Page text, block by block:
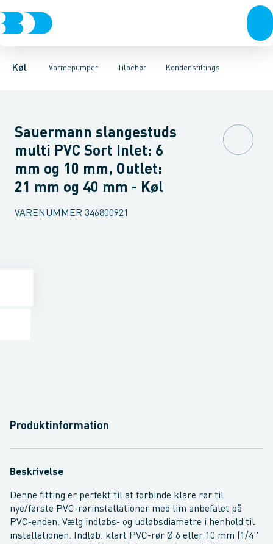
Køl Varmepumper
KompressorerKondenseringsaggregaterFordampere
Tilbehør
Luft til luftLuft til vand Jordvarme TilbehørReservedele
Kondensfittings
Rørkanal systemerMontageblokke FødderVibrationsdæmpere
Sauermann slangestuds
multi PVC Sort Inlet: 6
mm og 10 mm, Outlet:
21 mm og 40 mm - Køl
VARENUMMER 346800921
Produktinformation
Beskrivelse
Denne fitting er perfekt til at forbinde klare rør til
nye/første PVC-rørinstallationer med lim anbefalet på
PVC-enden. Vælg indløbs- og udløbsdiametre i henhold til
installationen. Indløb: klart PVC-rør Ø 6 eller 10 mm (1/4''